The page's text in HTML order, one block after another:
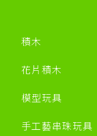
積木
花片積木
模型玩具
手工藝串珠玩具